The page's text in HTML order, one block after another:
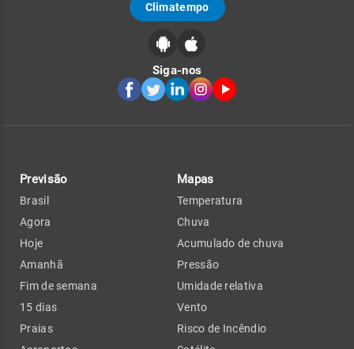
Climatempo
Siga-nos
Previsão
Brasil
Agora
Hoje
Amanhã
Fim de semana
15 dias
Praias
Mapas
Temperatura
Chuva
Acumulado de chuva
Pressão
Umidade relativa
Vento
Risco de Incêndio